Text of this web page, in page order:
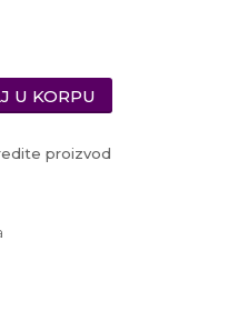
U KORPU
proizvod